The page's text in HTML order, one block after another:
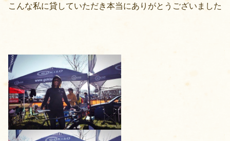
こんな私に貸していただき本当にありがとうございました